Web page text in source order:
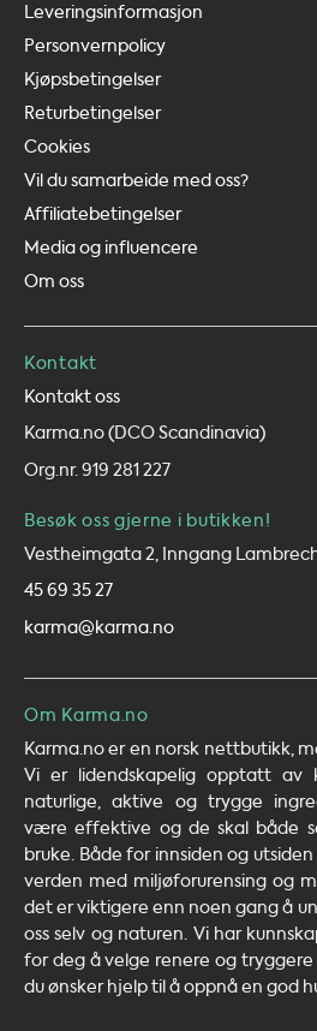
Leveringsinformasjon
Personvernpolicy
Kjøpsbetingelser
Returbetingelser
Cookies
Vil du samarbeide med oss?
Affiliatebetingelser
Media og influencere
Om oss
Kontakt
Kontakt oss
Karma.no (DCO Scandinavia)
Org.nr. 919 281 227
Besøk oss gjerne i butikken!
Vestheimgata 2, Inngang
45 69 35 27
karma@karma.no
Om Karma.no
Karma.no er en norsk nettbutikk,
Vi er lidendskapelig opptatt av
naturlige, aktive og trygge
være effektive og de skal både
bruke. Både for innsiden og
verden med miljøforurensing og
det er viktigere enn noen gang å
oss selv og naturen. Vi har
for deg å velge renere og
du ønsker hjelp til å oppnå en god